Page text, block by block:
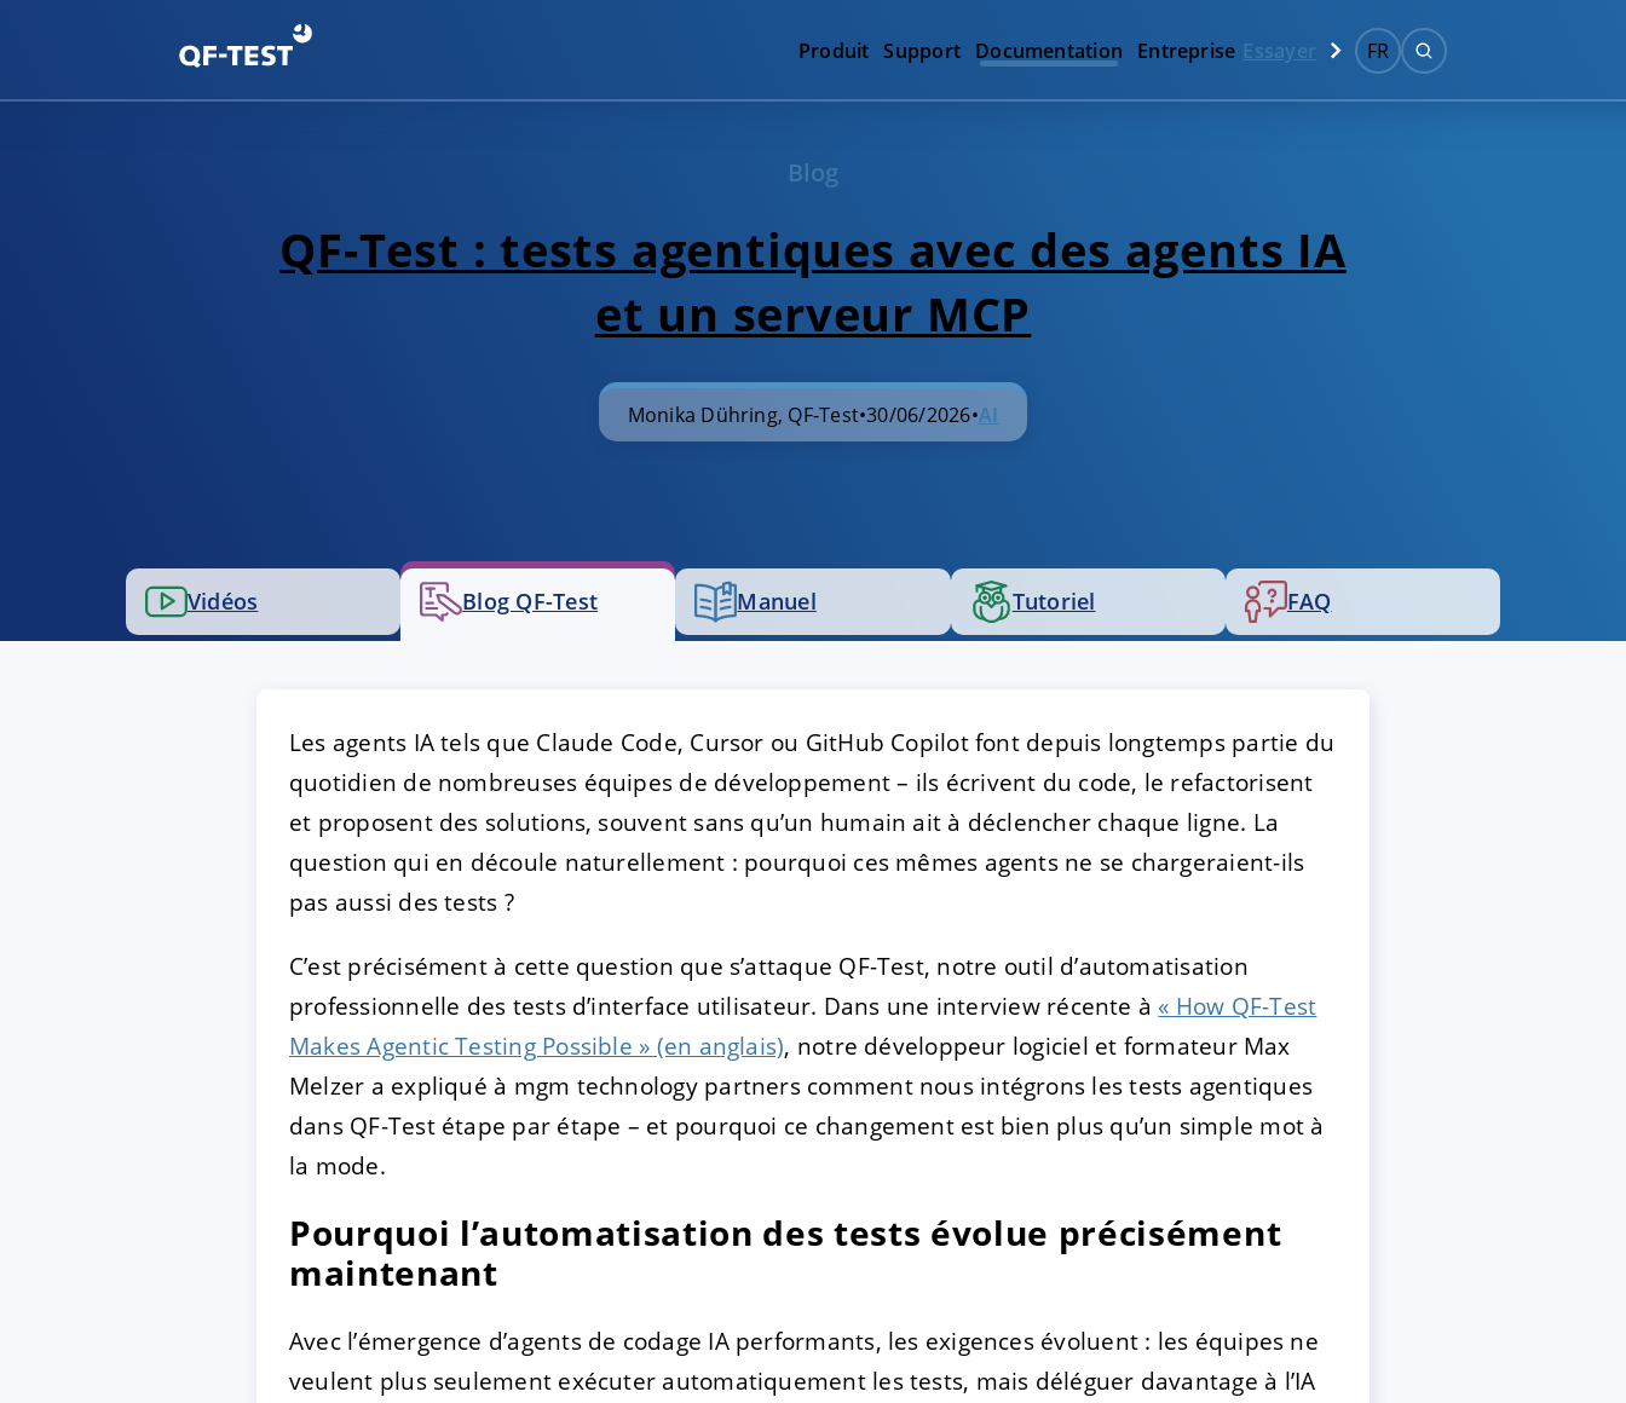
Produit Support Documentation Entreprise Essayer FR
Blog
QF-Test : tests agentiques avec des agents IA
et un serveur MCP
Monika Dühring, QF-Test•30/06/2026•AI
Vidéos Blog QF-Test Manuel Tutoriel FAQ
Les agents IA tels que Claude Code, Cursor ou GitHub Copilot font depuis longtemps partie du
quotidien de nombreuses équipes de développement – ils écrivent du code, le refactorisent
et proposent des solutions, souvent sans qu’un humain ait à déclencher chaque ligne. La
question qui en découle naturellement : pourquoi ces mêmes agents ne se chargeraient-ils
pas aussi des tests ?
C’est précisément à cette question que s’attaque QF-Test, notre outil d’automatisation
professionnelle des tests d’interface utilisateur. Dans une interview récente à « How QF-Test
Makes Agentic Testing Possible » (en anglais), notre développeur logiciel et formateur Max
Melzer a expliqué à mgm technology partners comment nous intégrons les tests agentiques
dans QF-Test étape par étape – et pourquoi ce changement est bien plus qu’un simple mot à
la mode.
Pourquoi l’automatisation des tests évolue précisément
maintenant
Avec l’émergence d’agents de codage IA performants, les exigences évoluent : les équipes ne
veulent plus seulement exécuter automatiquement les tests, mais déléguer davantage à l’IA
PARAMETRER REFUSER